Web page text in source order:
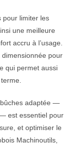
pour limiter les
une meilleure
accru à l’usage.
dimensionnée pour
qui permet aussi
adaptée —
est essentiel pour
et optimiser le
Machinoutils,